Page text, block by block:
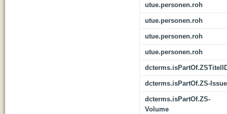
utue.personen.roh
utue.personen.roh
utue.personen.roh
utue.personen.roh
dcterms.isPartOf.ZS-Issue
dcterms.isPartOf.ZS-
Volume